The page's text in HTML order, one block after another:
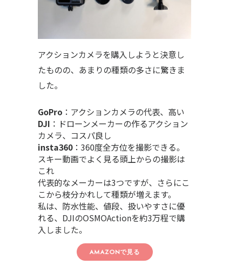
アクションカメラを購入しようと決意し
たものの、あまりの種類の多さに驚きま
した。
GoPro ：アクションカメラの代表、高い
DJI ：ドローンメーカーの作るアクション
カメラ、コスパ良し
insta360 ：360度全方位を撮影できる。
スキー動画でよく見る頭上からの撮影は
これ
代表的なメーカーは3つですが、さらにこ
こから枝分かれして種類が増えます。
私は、防水性能、値段、扱いやすさに優
れる、DJIのOSMOActionを約3万程で購
入しました。
AMAZONで見る